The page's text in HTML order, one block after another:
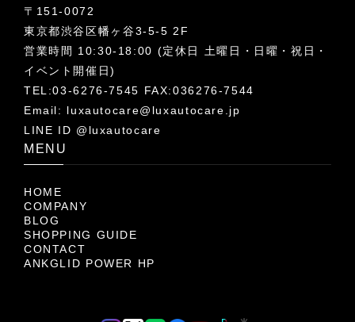
〒151-0072
東京都渋谷区幡ヶ谷3-5-5 2F
営業時間 10:30-18:00 (定休日 土曜日・日曜・祝日・
イベント開催日)
TEL:03-6276-7545 FAX:036276-7544
Email: luxautocare@luxautocare.jp
LINE ID @luxautocare
MENU
HOME
COMPANY
BLOG
SHOPPING GUIDE
CONTACT
ANKGLID POWER HP